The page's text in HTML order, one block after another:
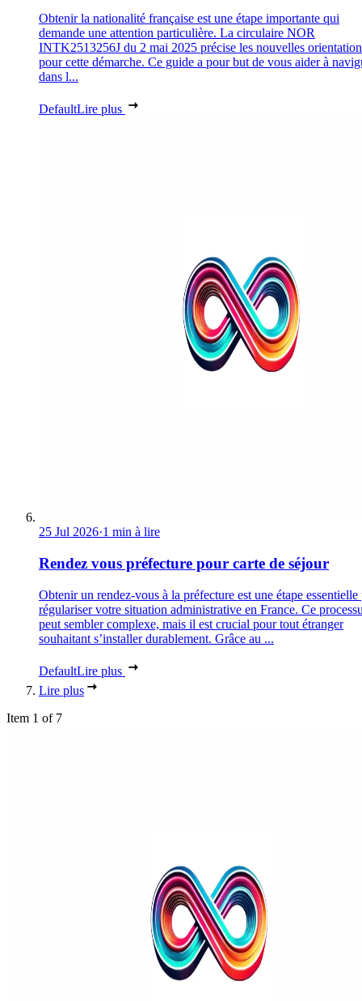
Obtenir la nationalité française est une étape importante qui
demande une attention particulière. La circulaire NOR
INTK2513256J du 2 mai 2025 précise les nouvelles
pour cette démarche. Ce guide a pour but de vous aider à
dans l...
DefaultLire plus
25 Jul 2026·1 min à lire
Rendez vous préfecture pour carte de séjour
Obtenir un rendez-vous à la préfecture est une étape essentielle
régulariser votre situation administrative en France. Ce
peut sembler complexe, mais il est crucial pour tout étranger
souhaitant s’installer durablement. Grâce au ...
DefaultLire plus
Lire plus
Item 1 of 7